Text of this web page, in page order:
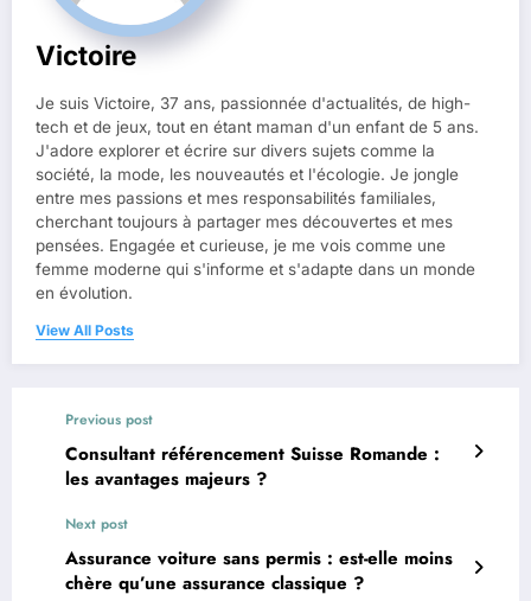
Victoire
Je suis Victoire, 37 ans, passionnée d'actualités, de high-
tech et de jeux, tout en étant maman d'un enfant de 5 ans.
J'adore explorer et écrire sur divers sujets comme la
société, la mode, les nouveautés et l'écologie. Je jongle
entre mes passions et mes responsabilités familiales,
cherchant toujours à partager mes découvertes et mes
pensées. Engagée et curieuse, je me vois comme une
femme moderne qui s'informe et s'adapte dans un monde
en évolution.
View All Posts
Previous post
Consultant référencement Suisse Romande :
les avantages majeurs ?
Next post
Assurance voiture sans permis : est-elle moins
chère qu’une assurance classique ?